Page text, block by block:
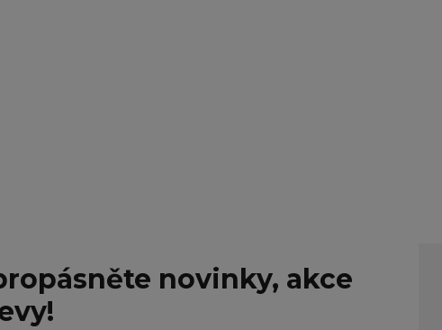
novinky, akce